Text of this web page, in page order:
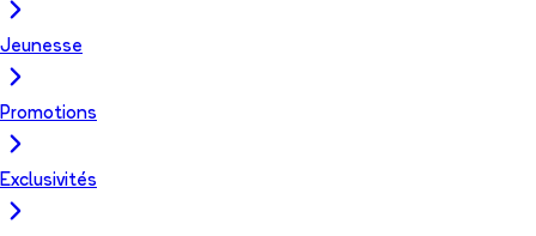
Jeunesse
Promotions
Exclusivités